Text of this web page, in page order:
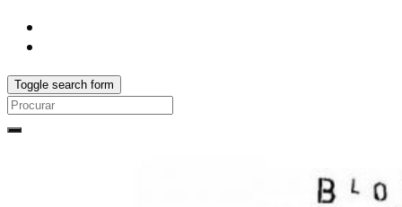
Toggle search form
Search